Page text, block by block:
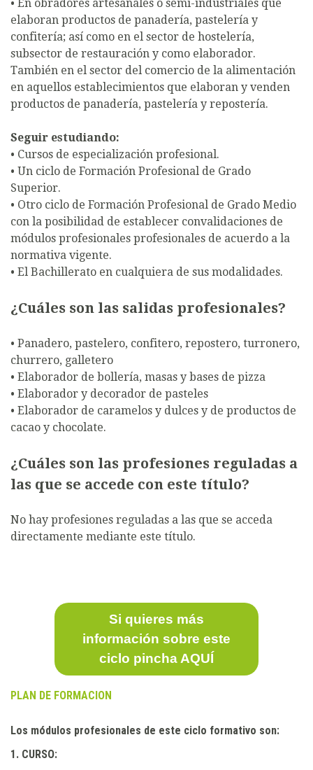
• En obradores artesanales o semi-industriales que
elaboran productos de panadería, pastelería y
confitería; así como en el sector de hostelería,
subsector de restauración y como elaborador.
También en el sector del comercio de la alimentación
en aquellos establecimientos que elaboran y venden
productos de panadería, pastelería y repostería.
Seguir estudiando:
• Cursos de especialización profesional.
• Un ciclo de Formación Profesional de Grado
Superior.
• Otro ciclo de Formación Profesional de Grado Medio
con la posibilidad de establecer convalidaciones de
módulos profesionales profesionales de acuerdo a la
normativa vigente.
• El Bachillerato en cualquiera de sus modalidades.
¿Cuáles son las salidas profesionales?
• Panadero, pastelero, confitero, repostero, turronero,
churrero, galletero
• Elaborador de bollería, masas y bases de pizza
• Elaborador y decorador de pasteles
• Elaborador de caramelos y dulces y de productos de
cacao y chocolate.
¿Cuáles son las profesiones reguladas a
las que se accede con este título?
No hay profesiones reguladas a las que se acceda
directamente mediante este título.
Si quieres más
información sobre este
ciclo pincha AQUÍ
PLAN DE FORMACION
Los módulos profesionales de este ciclo formativo son:
1. CURSO: